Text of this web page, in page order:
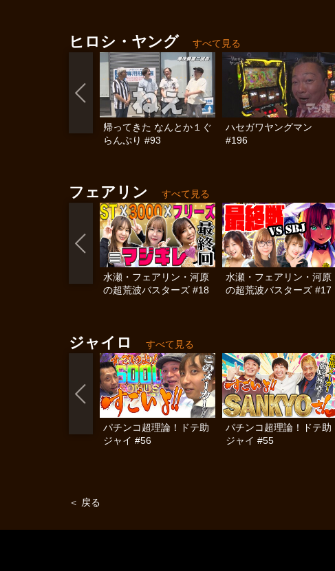
ヒロシ・ヤング すべて見る
帰ってきた なんとか１ぐ
らんぷり #93
ハセガワヤングマン
#196
フェアリン すべて見る
水瀬・フェアリン・河原
の超荒波バスターズ #18
水瀬・フェアリン・河原
の超荒波バスターズ #17
ジャイロ すべて見る
パチンコ超理論！ドテ助
ジャイ #56
パチンコ超理論！ドテ助
ジャイ #55
＜ 戻る